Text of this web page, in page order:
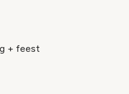
+ feest